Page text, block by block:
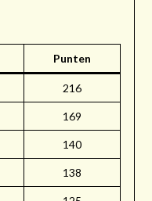
Punten
216
169
140
138